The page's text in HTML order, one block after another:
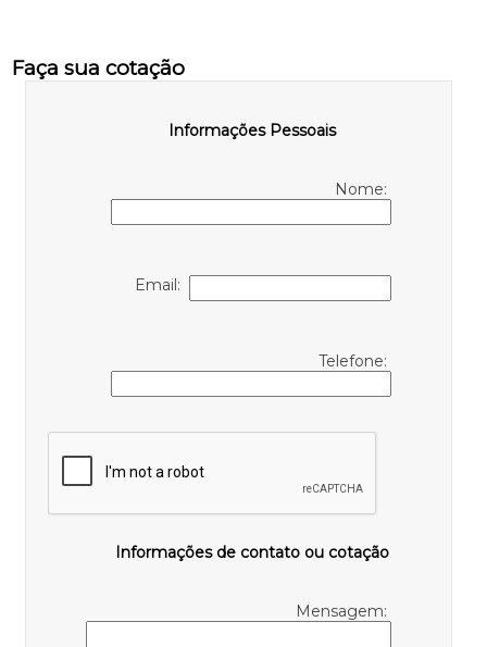
Faça sua cotação
Informações Pessoais
Nome:
Email:
Telefone:
Informações de contato ou cotação
Mensagem: